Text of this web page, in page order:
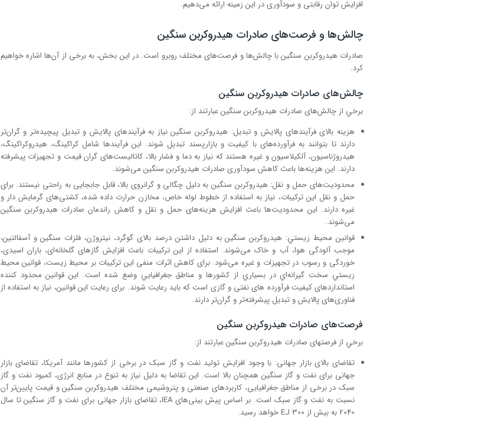
افزایش توان رقابتی و سودآوری در این زمینه ارائه می‌دهیم.
چالش‌ها و فرصت‌های صادرات هیدروکربن سنگین
صادرات هیدروکربن سنگین با چالش‌ها و فرصت‌های مختلف روبرو است. در این بخش، به برخی از آن‌ها اشاره خواهیم
کرد.
چالش‌های صادرات هیدروکربن سنگین
برخي از چالش‌های صادرات هيدروكربن سنگين عبارتند از:
هزینه بالای فرآیندهای پالایش و تبدیل: هیدروکربن سنگین نیاز به فرآیندهای پالایش و تبدیل پیچیده‌تر و گران‌تر
دارند تا بتوانند به فرآورده‌های با کیفیت و بازارپسند تبدیل شوند. این فرآیندها شامل کراکینگ، هیدروکراکینگ،
هیدروژناسیون، آلکیلاسیون و غیره هستند که نیاز به دما و فشار بالا، کاتالیست‌های گران قیمت و تجهیزات پیشرفته
دارند. این هزینه‌ها باعث کاهش سودآوری صادرات هیدروکربن سنگین می‌شوند.
محدودیت‌های حمل و نقل: هیدروکربن سنگین به دلیل چگالی و گرانروی بالا، قابل جابجایی به راحتی نیستند. برای
حمل و نقل این ترکیبات، نیاز به استفاده از خطوط لوله خاص، مخازن حرارت داده شده، کشتی‌های گرمایش دار و
غیره دارند. این محدودیت‌ها باعث افزایش هزینه‌های حمل و نقل و کاهش راندمان صادرات هیدروکربن سنگین
می‌شوند.
قوانین محيط زيستي: هیدروکربن سنگین به دلیل داشتن درصد بالای گوگرد، نیتروژن، فلزات سنگین و آسفالتین،
موجب آلودگی هوا، آب و خاک می‌شوند. استفاده از این ترکیبات باعث افزایش گازهای گلخانه‌ای، باران اسیدی،
خوردگی و رسوب در تجهیزات و غیره می‌شود. برای کاهش اثرات منفی این ترکیبات بر محيط زيست، قوانين محيط
زيستي سخت گيرانه‌اي در بسياري از كشورها و مناطق جغرافيايي وضع شده است. این قوانین محدود کننده
استانداردهای کیفیت فرآورده های نفتی و گازی است که باید رعایت شوند. برای رعایت این قوانین، نیاز به استفاده از
فناوری‌های پالایش و تبدیل پیشرفته‌تر و گران‌تر دارند.
فرصت‌های صادرات هیدروکربن سنگین
برخي از فرصتهای صادرات هيدروكربن سنگين عبارتند از:
تقاضای بالای بازار جهانی: با وجود افزایش تولید نفت و گاز سبک در برخی از کشورها مانند آمریکا، تقاضای بازار
جهانی برای نفت و گاز سنگین همچنان بالا است. این تقاضا به دلیل نیاز به تنوع در منابع انرژی، کمبود نفت و گاز
سبک در برخی از مناطق جغرافیایی، کاربردهای صنعتی و پتروشیمی مختلف هیدروکربن سنگین و قیمت پایین‌تر آن
نسبت به نفت و گاز سبک است. بر اساس پیش بینی‌های IEA، تقاضای بازار جهانی برای نفت و گاز سنگین تا سال
2040 به بیش از 300 EJ خواهد رسید.